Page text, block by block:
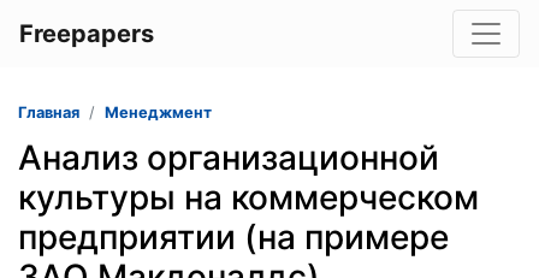
Freepapers
Главная Менеджмент
Анализ организационной
культуры на коммерческом
предприятии (на примере